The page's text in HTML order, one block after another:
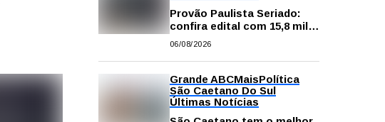
Provão Paulista Seriado:
confira edital com 15,8 mil
vagas para ensino superior
06/08/2026
Grande ABCMaisPolítica
São Caetano Do Sul
Últimas Notícias